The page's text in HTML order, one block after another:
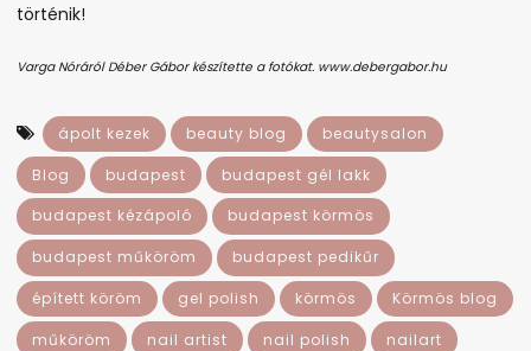
történik!
Varga Nóráról Déber Gábor készítette a fotókat. www.debergabor.hu
ápolt kezek beauty blog beautysalon
Blog budapest budapest gél lakk
budapest kézápoló budapest körmös
budapest műköröm budapest pedikűr
épített köröm gel polish körmös Körmös blog
műköröm nail artist nail polish nailart